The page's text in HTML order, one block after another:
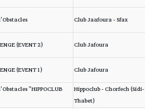
Club Jaafoura - Sfax
Club Jafoura
(EVENT 2)
Club Jafoura
(EVENT 1)
Hippoclub - Chorfech (Sidi-
Thabet)
"HIPPOCLUB